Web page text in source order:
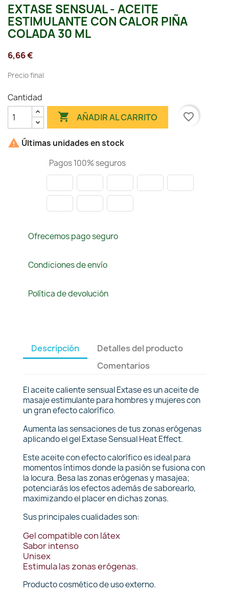
EXTASE SENSUAL - ACEITE
ESTIMULANTE CON CALOR PIÑA
COLADA 30 ML
6,66 €
Precio final
Cantidad
 AÑADIR AL CARRITO favorite_border
 Últimas unidades en stock
Pagos 100% seguros
Ofrecemos pago seguro
Condiciones de envío
Política de devolución
Descripción
Detalles del producto
Comentarios
El aceite caliente sensual Extase es un aceite de
masaje estimulante para hombres y mujeres con
un gran efecto calorífico.
Aumenta las sensaciones de tus zonas erógenas
aplicando el gel Extase Sensual Heat Effect.
Este aceite con efecto calorífico es ideal para
momentos íntimos donde la pasión se fusiona con
la locura. Besa las zonas erógenas y masajea;
potenciarás los efectos además de saborearlo,
maximizando el placer en dichas zonas.
Sus principales cualidades son:
Gel compatible con látex
Sabor intenso
Unisex
Estimula las zonas erógenas.
Producto cosmético de uso externo.